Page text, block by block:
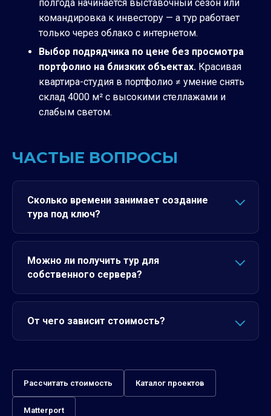
полгода начинается выставочный сезон или
командировка к инвестору — а тур работает
только через облако с интернетом.
Выбор подрядчика по цене без просмотра
портфолио на близких объектах. Красивая
квартира-студия в портфолио ≠ умение снять
склад 4000 м² с высокими стеллажами и
слабым светом.
ЧАСТЫЕ ВОПРОСЫ
Сколько времени занимает создание
тура под ключ?
Можно ли получить тур для
собственного сервера?
От чего зависит стоимость?
Рассчитать стоимость Каталог проектов
Matterport